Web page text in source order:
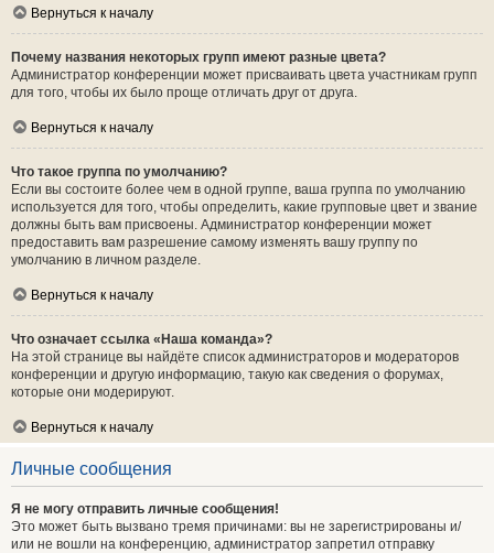
Вернуться к началу
Почему названия некоторых групп имеют разные цвета?
Администратор конференции может присваивать цвета участникам групп
для того, чтобы их было проще отличать друг от друга.
Вернуться к началу
Что такое группа по умолчанию?
Если вы состоите более чем в одной группе, ваша группа по умолчанию
используется для того, чтобы определить, какие групповые цвет и звание
должны быть вам присвоены. Администратор конференции может
предоставить вам разрешение самому изменять вашу группу по
умолчанию в личном разделе.
Вернуться к началу
Что означает ссылка «Наша команда»?
На этой странице вы найдёте список администраторов и модераторов
конференции и другую информацию, такую как сведения о форумах,
которые они модерируют.
Вернуться к началу
Личные сообщения
Я не могу отправить личные сообщения!
Это может быть вызвано тремя причинами: вы не зарегистрированы и/
или не вошли на конференцию, администратор запретил отправку